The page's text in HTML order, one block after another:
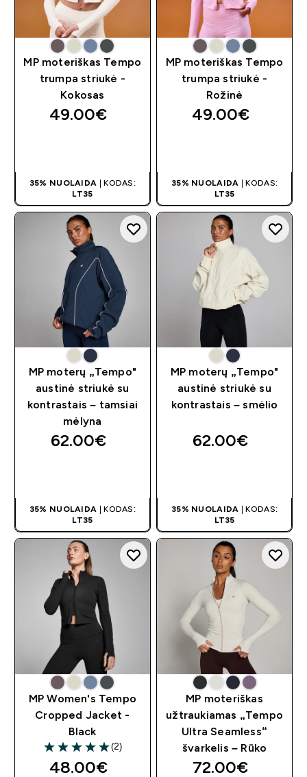
MP moteriškas Tempo
trumpa striukė -
Kokosas
49.00€‎
35% NUOLAIDA | KODAS:
LT35
MP moteriškas Tempo
trumpa striukė -
Rožinė
49.00€‎
35% NUOLAIDA | KODAS:
LT35
MP moterų „Tempo"
austinė striukė su
kontrastais – tamsiai
mėlyna
62.00€‎
35% NUOLAIDA | KODAS:
LT35
MP moterų „Tempo"
austinė striukė su
kontrastais – smėlio
62.00€‎
35% NUOLAIDA | KODAS:
LT35
MP Women's Tempo
Cropped Jacket -
Black
5 out of 5 stars
(2)
48.00€‎
MP moteriškas
užtraukiamas „Tempo
Ultra Seamless“
švarkelis – Rūko
72.00€‎